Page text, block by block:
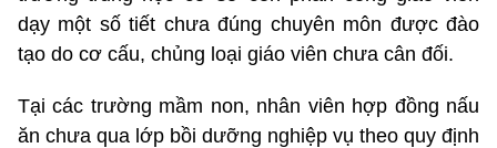
dạy một số tiết chưa đúng chuyên môn được đào
tạo do cơ cấu, chủng loại giáo viên chưa cân đối.
Tại các trường mầm non, nhân viên hợp đồng nấu
ăn chưa qua lớp bồi dưỡng nghiệp vụ theo quy định